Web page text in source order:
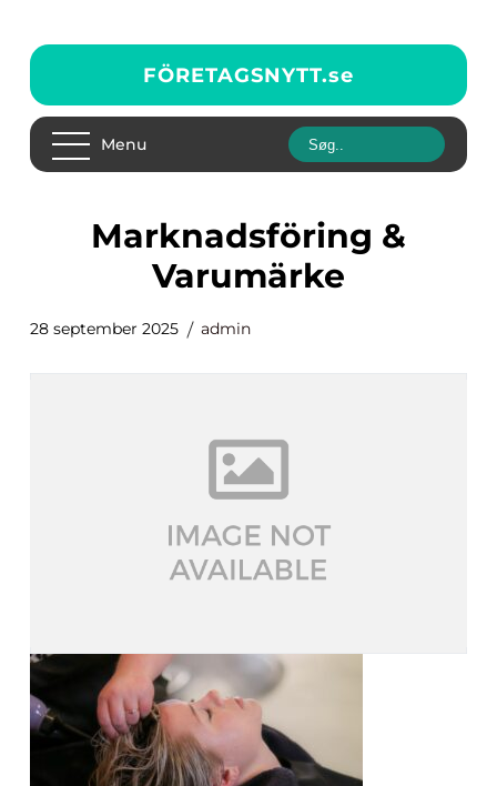
FÖRETAGSNYTT.se
Menu
Marknadsföring &
Varumärke
28 september 2025 admin